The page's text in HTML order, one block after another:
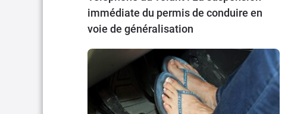
immédiate du permis de conduire en
voie de généralisation